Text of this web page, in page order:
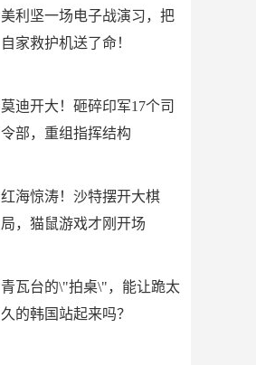
美利坚一场电子战演习，把
自家救护机送了命！
莫迪开大！砸碎印军17个司
令部，重组指挥结构
红海惊涛！沙特摆开大棋
局，猫鼠游戏才刚开场
青瓦台的\"拍桌\"，能让跪太
久的韩国站起来吗？